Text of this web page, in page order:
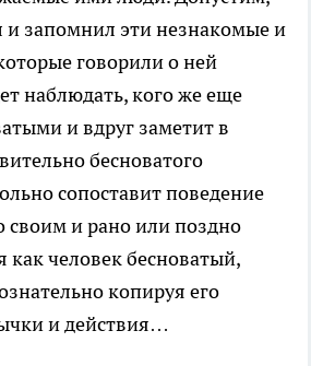
и запомнил эти незнакомые и
говорили о ней
наблюдать, кого же еще
и вдруг заметит в
бесноватого
сопоставит поведение
своим и рано или поздно
как человек бесноватый,
копируя его
и действия…